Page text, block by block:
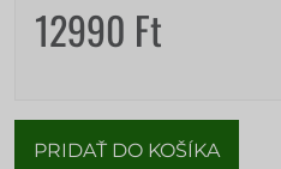
12990 Ft
PRIDAŤ DO KOŠÍKA